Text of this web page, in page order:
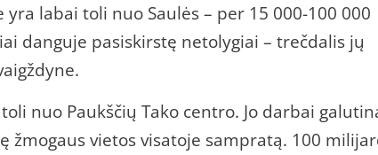
labai toli nuo Saulės – per 15 000-100 000
danguje pasiskirstę netolygiai – trečdalis jų
nuo Paukščių Tako centro. Jo darbai
žmogaus vietos visatoje sampratą. 100